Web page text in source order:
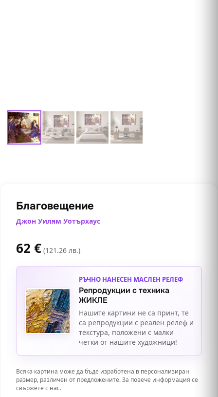
Благовещение
Джон Уилям Уотърхаус
62 € (121.26 лв.)
РЪЧНО НАНЕСЕН МАСЛЕН РЕЛЕФ
Репродукции с техника
ЖИКЛЕ
Нашите картини не са принт, те
са репродукции с реален релеф и
текстура, положени с малки
четки от нашите художници!
Всяка картина може да бъде изработена в персонализиран
размер, различен от предложените. За повече информация се
свържете с нас.